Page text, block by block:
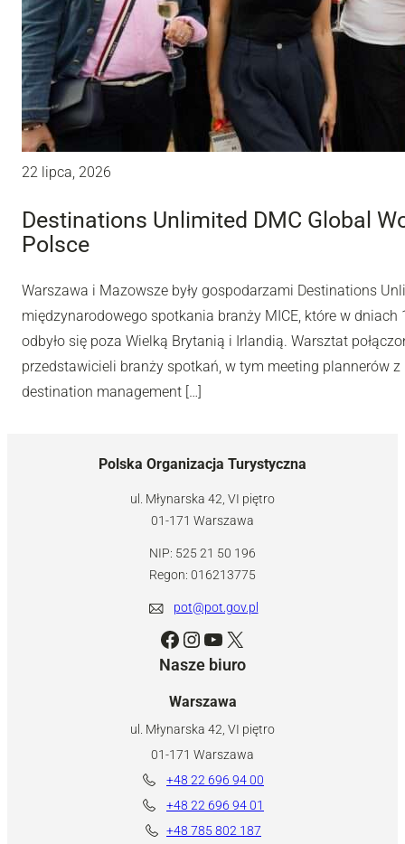
22 lipca, 2026
Destinations Unlimited DMC Global
Polsce
Warszawa i Mazowsze były gospodarzami Destinations
międzynarodowego spotkania branży MICE, które w
odbyło się poza Wielką Brytanią i Irlandią. Warsztat
przedstawicieli branży spotkań, w tym meeting plannerów
destination management […]
Polska Organizacja Turystyczna
ul. Młynarska 42, VI piętro
01-171 Warszawa
NIP: 525 21 50 196
Regon: 016213775
pot@pot.gov.pl
Facebook Instagram YouTube X
Nasze biuro
Warszawa
ul. Młynarska 42, VI piętro
01-171 Warszawa
+48 22 696 94 00
+48 22 696 94 01
+48 785 802 187